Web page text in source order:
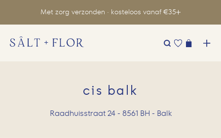
Met zorg verzonden · kosteloos vanaf €35
cis balk
Raadhuisstraat 24 - 8561 BH - Balk